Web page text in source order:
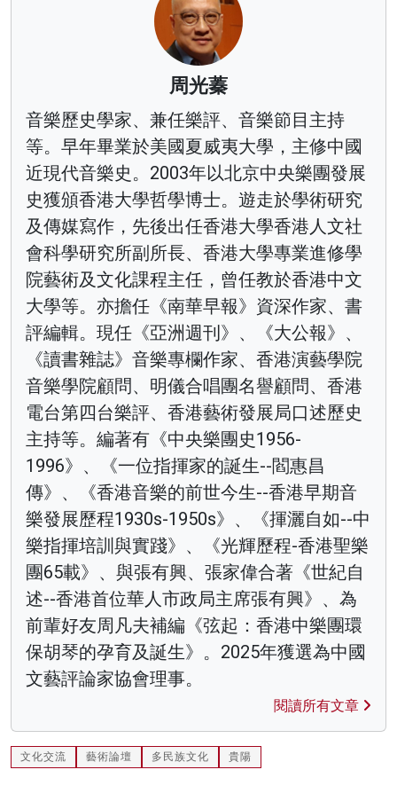
周光蓁
音樂歷史學家、兼任樂評、音樂節目主持
等。早年畢業於美國夏威夷大學，主修中國
近現代音樂史。2003年以北京中央樂團發展
史獲頒香港大學哲學博士。遊走於學術研究
及傳媒寫作，先後出任香港大學香港人文社
會科學研究所副所長、香港大學專業進修學
院藝術及文化課程主任，曾任教於香港中文
大學等。亦擔任《南華早報》資深作家、書
評編輯。現任《亞洲週刊》、《大公報》、
《讀書雜誌》音樂專欄作家、香港演藝學院
音樂學院顧問、明儀合唱團名譽顧問、香港
電台第四台樂評、香港藝術發展局口述歷史
主持等。編著有《中央樂團史1956-
1996》、《一位指揮家的誕生--閻惠昌
傳》、《香港音樂的前世今生--香港早期音
樂發展歷程1930s-1950s》、《揮灑自如--中
樂指揮培訓與實踐》、《光輝歷程-香港聖樂
團65載》、與張有興、張家偉合著《世紀自
述--香港首位華人市政局主席張有興》、為
前輩好友周凡夫補編《弦起：香港中樂團環
保胡琴的孕育及誕生》。2025年獲選為中國
文藝評論家協會理事。
閱讀所有文章
文化交流 藝術論壇 多民族文化 貴陽